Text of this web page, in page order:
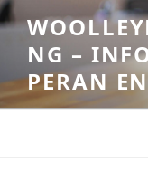
Skip
to
contentNG –
PERAN